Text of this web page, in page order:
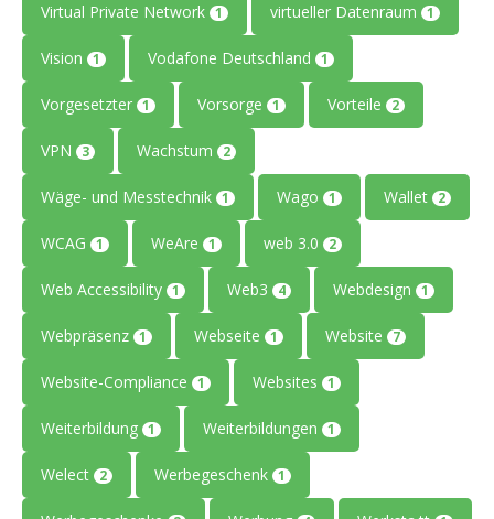
Virtual Private Network 1 virtueller Datenraum 1
Vision 1 Vodafone Deutschland 1
Vorgesetzter 1 Vorsorge 1 Vorteile 2
VPN 3 Wachstum 2
Wäge- und Messtechnik 1 Wago 1 Wallet 2
WCAG 1 WeAre 1 web 3.0 2
Web Accessibility 1 Web3 4 Webdesign 1
Webpräsenz 1 Webseite 1 Website 7
Website-Compliance 1 Websites 1
Weiterbildung 1 Weiterbildungen 1
Welect 2 Werbegeschenk 1